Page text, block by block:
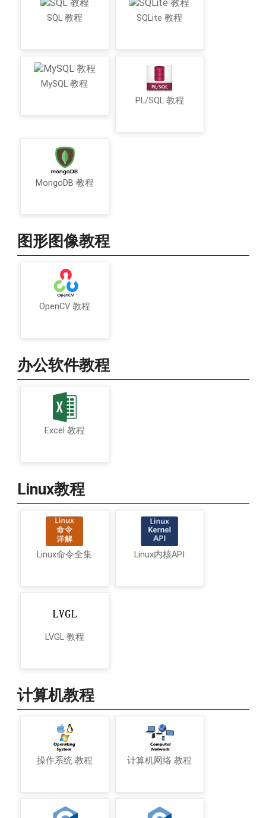
SQL 教程 SQLite 教程
MySQL 教程
PL/SQL 教程
MongoDB 教程
图形图像教程
OpenCV 教程
办公软件教程
Excel 教程
Linux教程
Linux命令全集 Linux内核API
LVGL 教程
计算机教程
操作系统 教程 计算机网络 教程